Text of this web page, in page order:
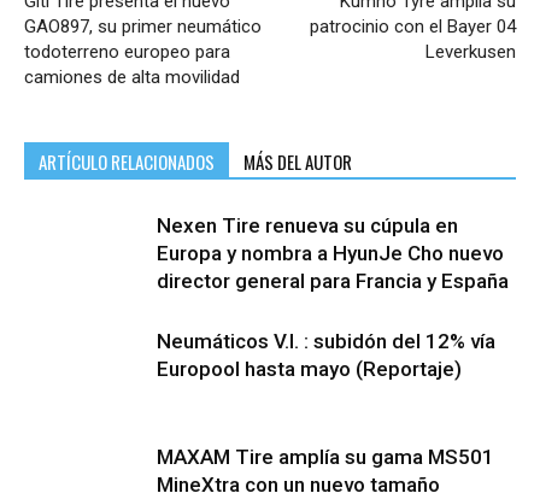
GAO897, su primer neumático
todoterreno europeo para
camiones de alta movilidad
patrocinio con el Bayer 04
Leverkusen
ARTÍCULO RELACIONADOS MÁS DEL AUTOR
Nexen Tire renueva su cúpula en
Europa y nombra a HyunJe Cho nuevo
director general para Francia y España
Neumáticos V.I. : subidón del 12% vía
Europool hasta mayo (Reportaje)
MAXAM Tire amplía su gama MS501
MineXtra con un nuevo tamaño